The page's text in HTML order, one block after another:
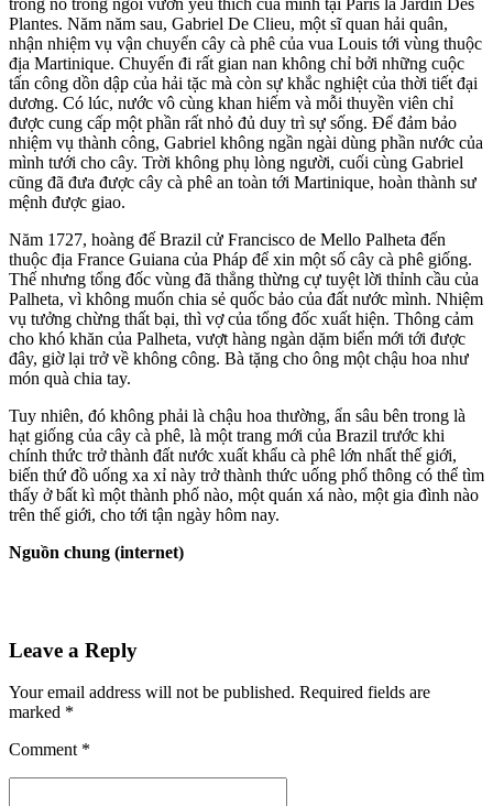
trồng nó trong ngôi vườn yêu thích của mình tại Paris là Jardin Des
Plantes. Năm năm sau, Gabriel De Clieu, một sĩ quan hải quân,
nhận nhiệm vụ vận chuyển cây cà phê của vua Louis tới vùng thuộc
địa Martinique. Chuyến đi rất gian nan không chỉ bởi những cuộc
tấn công dồn dập của hải tặc mà còn sự khắc nghiệt của thời tiết đại
dương. Có lúc, nước vô cùng khan hiếm và mỗi thuyền viên chỉ
được cung cấp một phần rất nhỏ đủ duy trì sự sống. Để đảm bảo
nhiệm vụ thành công, Gabriel không ngần ngài dùng phần nước của
mình tưới cho cây. Trời không phụ lòng người, cuối cùng Gabriel
cũng đã đưa được cây cà phê an toàn tới Martinique, hoàn thành sư
mệnh được giao.
Năm 1727, hoàng đế Brazil cử Francisco de Mello Palheta đến
thuộc địa France Guiana của Pháp để xin một số cây cà phê giống.
Thế nhưng tổng đốc vùng đã thẳng thừng cự tuyệt lời thỉnh cầu của
Palheta, vì không muốn chia sẻ quốc bảo của đất nước mình. Nhiệm
vụ tưởng chừng thất bại, thì vợ của tổng đốc xuất hiện. Thông cảm
cho khó khăn của Palheta, vượt hàng ngàn dặm biển mới tới được
đây, giờ lại trở về không công. Bà tặng cho ông một chậu hoa như
món quà chia tay.
Tuy nhiên, đó không phải là chậu hoa thường, ẩn sâu bên trong là
hạt giống của cây cà phê, là một trang mới của Brazil trước khi
chính thức trở thành đất nước xuất khẩu cà phê lớn nhất thế giới,
biến thứ đồ uống xa xỉ này trở thành thức uống phổ thông có thể tìm
thấy ở bất kì một thành phố nào, một quán xá nào, một gia đình nào
trên thế giới, cho tới tận ngày hôm nay.
Nguồn chung (internet)
Leave a Reply
Your email address will not be published. Required fields are
marked *
Comment *